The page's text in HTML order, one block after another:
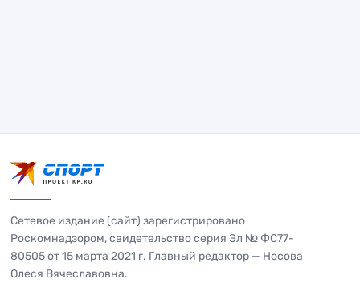
Сетевое издание (сайт) зарегистрировано
Роскомнадзором, свидетельство серия Эл № ФС77-
80505 от 15 марта 2021 г. Главный редактор — Носова
Олеся Вячеславовна.